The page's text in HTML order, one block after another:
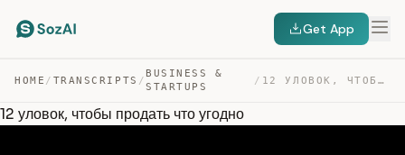
Get App
HOME / TRANSCRIPTS /
BUSINESS &
STARTUPS
/ 12 УЛОВОК, ЧТОБЫ ПРОДАТЬ ЧТО УГОДНО — TRANSCRIPT
12 уловок, чтобы продать что угодно